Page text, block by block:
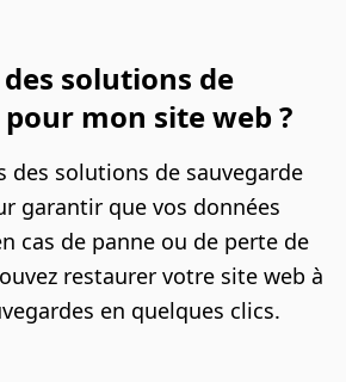
solutions de
mon site web ?
des solutions de sauvegarde
garantir que vos données
cas de panne ou de perte de
restaurer votre site web à
en quelques clics.